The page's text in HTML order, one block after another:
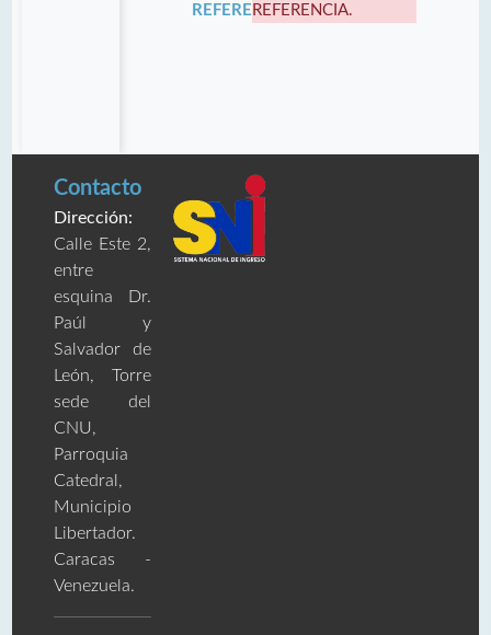
REFERENCIA:REFERENCIA.
Contacto
Dirección:
Calle Este 2,
entre
esquina Dr.
Paúl y
Salvador de
León, Torre
sede del
CNU,
Parroquia
Catedral,
Municipio
Libertador.
Caracas -
Venezuela.